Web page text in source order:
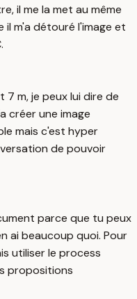
il me la met au même
m'a détouré l'image et
7 m, je peux lui dire de
créer une image
mais c'est hyper
de pouvoir
parce que tu peux
ai beaucoup quoi. Pour
utiliser le process
propositions